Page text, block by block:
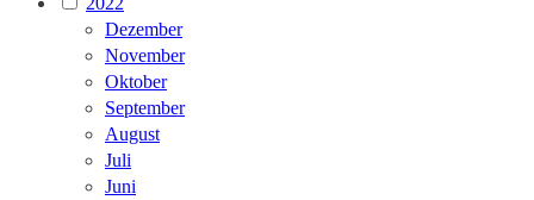
Dezember
November
Oktober
September
August
Juli
Juni